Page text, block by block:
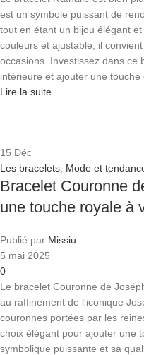
est un symbole puissant de
tout en étant un bijou élégant
couleurs et ajustable, il
occasions. Investissez dans ce
intérieure et ajouter une touche
Lire la suite
15 Déc
Les bracelets Mode et
Bracelet Couronne
une touche royale à
Publié par Missiu
5 mai 2025
0
Le bracelet Couronne de
au raffinement de l'iconique
couronnes portées par les
choix élégant pour ajouter une
symbolique puissante et sa